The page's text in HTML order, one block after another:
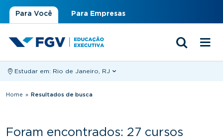
Para Você Para Empresas
Estudar em: Rio de Janeiro, RJ
Você está aqui
Home » Resultados de busca
Foram encontrados: 27 cursos